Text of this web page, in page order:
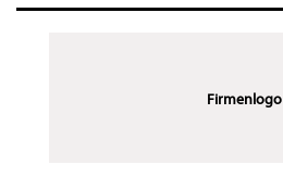
Firmenlogo